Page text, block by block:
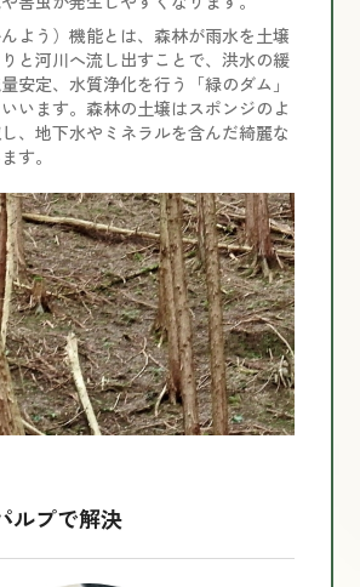
よう）機能とは、森林が雨水を土壌
と河川へ流し出すことで、洪水の緩
安定、水質浄化を行う「緑のダム」
います。森林の土壌はスポンジのよ
、地下水やミネラルを含んだ綺麗な
す。
ルプで解決